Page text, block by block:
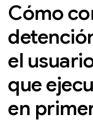
Cómo
el
que
en